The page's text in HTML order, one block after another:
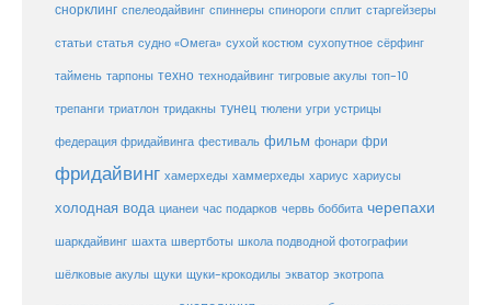
снорклинг спелеодайвинг спиннеры спинороги сплит старгейзеры
статьи статья судно «Омега» сухой костюм сухопутное сёрфинг
таймень тарпоны техно технодайвинг тигровые акулы топ-10
трепанги триатлон тридакны тунец тюлени угри устрицы
федерация фридайвинга фестиваль фильм фонари фри
фридайвинг хамерхеды хаммерхеды хариус хариусы
холодная вода цианеи час подарков червь боббита черепахи
шаркдайвинг шахта швертботы школа подводной фотографии
шёлковые акулы щуки щуки-крокодилы экватор экотропа